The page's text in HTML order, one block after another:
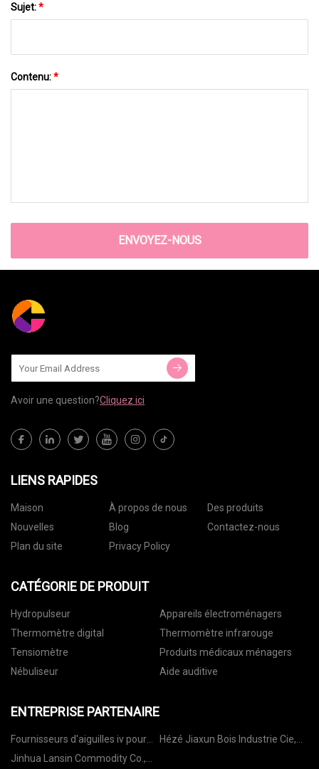
Sujet:*
Contenu:*
ENVOYEZ-NOUS
Avoir une question?Cliquez ici
LIENS RAPIDES
Maison À propos de nous
Des produits
Nouvelles
Blog
Contactez-nous
Plan du site
Privacy Policy
CATÉGORIE DE PRODUIT
Hydropulseur
Appareils électroménagers
Thermomètre digital
Thermomètre infrarouge
Tensiomètre
Produits médicaux ménagers
Nébuliseur
Aide auditive
ENTREPRISE PARTENAIRE
Fournisseurs d'aiguilles iv pour
cathéter en Chine
Hézé Jiaxun Bois Industrie Cie,
Jinhua Lansin Commodity Co.,